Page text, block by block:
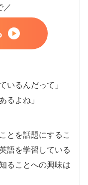
／
いるんだって」
るよね」
とを話題にするこ
語を学習している
ることへの興味は